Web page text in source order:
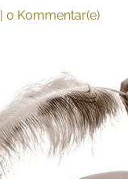
| 0 Kommentar(e)